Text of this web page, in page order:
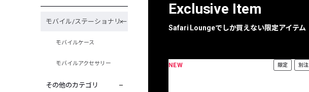
モバイル/ステーショナリー
モバイルケース
モバイルアクセサリー
その他のカテゴリ
Exclusive Item
Safari Loungeでしか買えない限定アイテム
NEW 限定 別注